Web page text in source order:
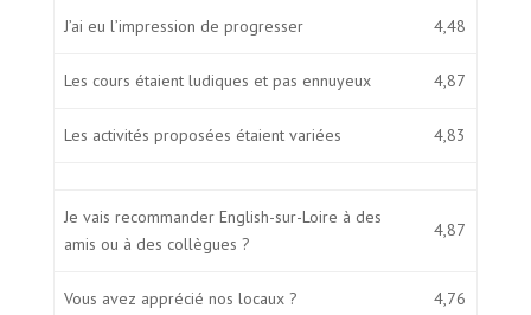
J’ai eu l’impression de progresser 4,48
Les cours étaient ludiques et pas ennuyeux 4,87
Les activités proposées étaient variées 4,83
Je vais recommander English-sur-Loire à des
amis ou à des collègues ?
4,87
Vous avez apprécié nos locaux ? 4,76